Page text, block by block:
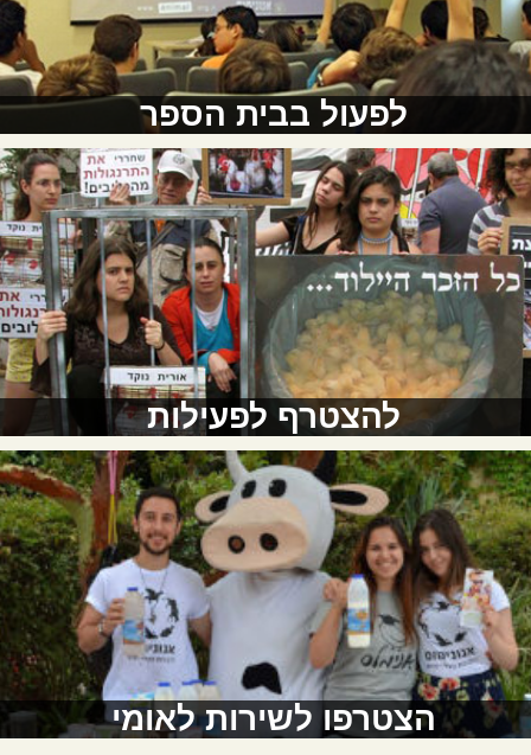
לפעול בבית הספר
להצטרף לפעילות
הצטרפו לשירות לאומי